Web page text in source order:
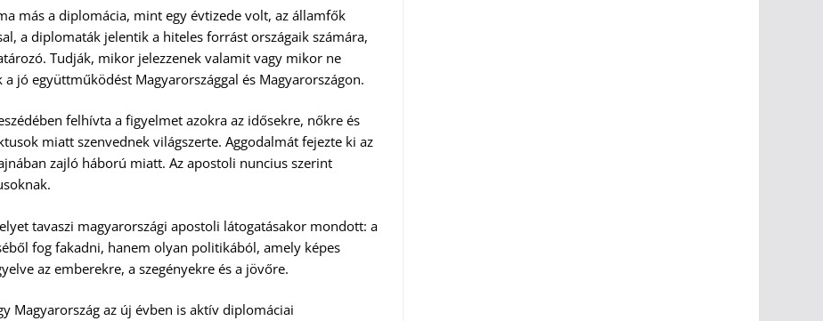
más a diplomácia, mint egy évtizede volt, az államfők
a diplomaták jelentik a hiteles forrást országaik számára,
Tudják, mikor jelezzenek valamit vagy mikor ne
jó együttműködést Magyarországgal és Magyarországon.
felhívta a figyelmet azokra az idősekre, nőkre és
miatt szenvednek világszerte. Aggodalmát fejezte ki az
zajló háború miatt. Az apostoli nuncius szerint
tavaszi magyarországi apostoli látogatásakor mondott: a
fog fakadni, hanem olyan politikából, amely képes
az emberekre, a szegényekre és a jövőre.
Magyarország az új évben is aktív diplomáciai